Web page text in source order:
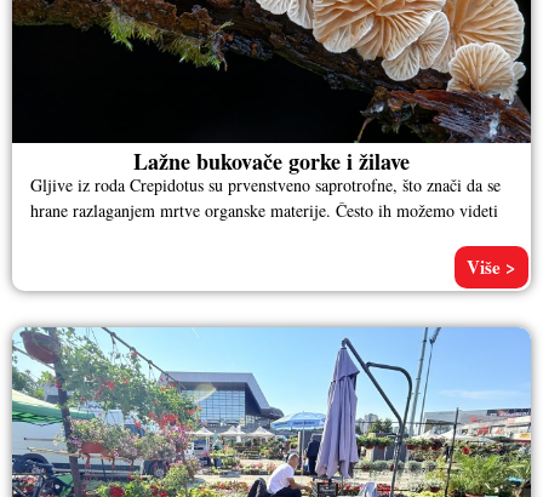
Lažne bukovače gorke i žilave
Gljive iz roda Crepidotus su prvenstveno saprotrofne, što znači da se
hrane razlaganjem mrtve organske materije. Često ih možemo videti
Više >